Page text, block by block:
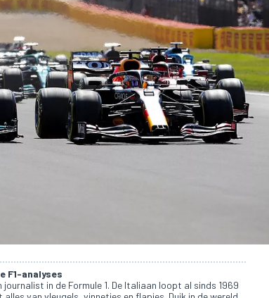
F1-analyses
in de Formule 1. De Italiaan loopt al sinds 1969